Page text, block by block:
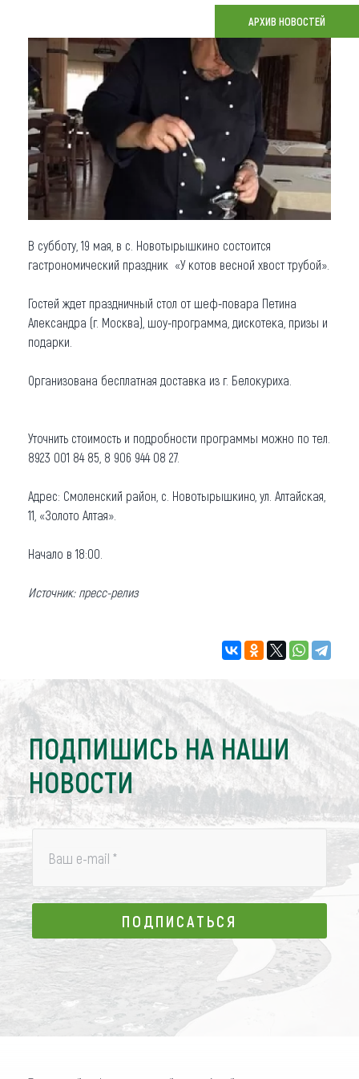
О регионе
Коллекция впечатлений
Другие рубрики
АРХИВ НОВОСТЕЙ
В субботу, 19 мая, в с. Новотырышкино состоится
гастрономический праздник «У котов весной хвост трубой».
Гостей ждет праздничный стол от шеф-повара Петина
Александра (г. Москва), шоу-программа, дискотека, призы и
подарки.
Организована бесплатная доставка из г. Белокуриха.
Уточнить стоимость и подробности программы можно по тел.
8923 001 84 85, 8 906 944 08 27.
Адрес: Смоленский район, с. Новотырышкино, ул. Алтайская,
11, «Золото Алтая».
Начало в 18:00.
Источник: пресс-релиз
ПОДПИШИСЬ НА НАШИ
НОВОСТИ
Ваш e-mail *
ПОДПИСАТЬСЯ
ПОДПИСАТЬСЯ